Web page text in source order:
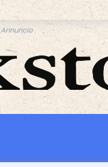
Annuncio